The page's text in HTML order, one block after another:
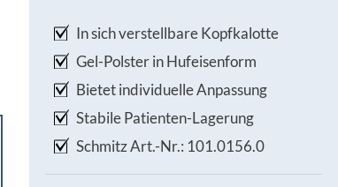
In sich verstellbare Kopfkalotte
Gel-Polster in Hufeisenform
Bietet individuelle Anpassung
Stabile Patienten-Lagerung
Schmitz Art.-Nr.: 101.0156.0